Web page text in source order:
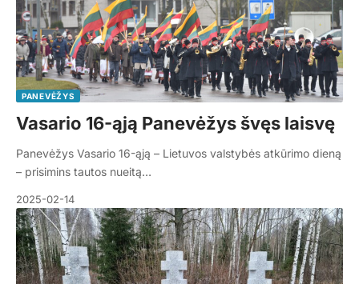
PANEVĖŽYS
Vasario 16-ąją Panevėžys švęs laisvę
Panevėžys Vasario 16-ąją – Lietuvos valstybės atkūrimo dieną
– prisimins tautos nueitą…
2025-02-14